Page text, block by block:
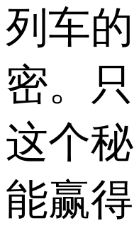
列车
密。
这个
能赢